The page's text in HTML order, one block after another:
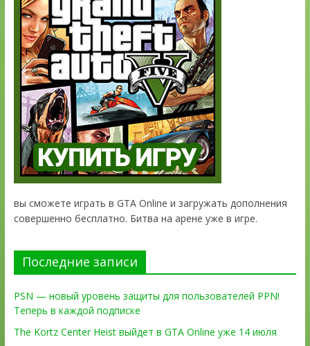
вы сможете играть в GTA Online и загружать дополнения
совершенно бесплатно. Битва на арене уже в игре.
Последние записи
PSN — новый уровень защиты для пользователей PPN!
Теперь в каждой подписке
The Kortz Center Heist выйдет в GTA Online уже 14 июля